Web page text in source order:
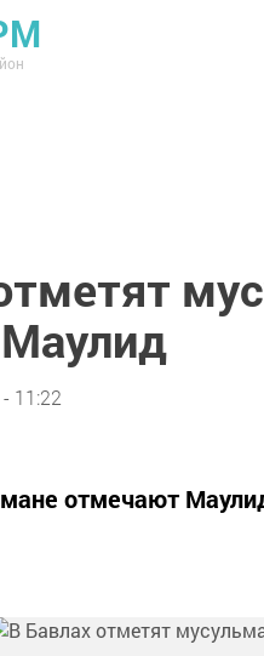
11:22
отмечают